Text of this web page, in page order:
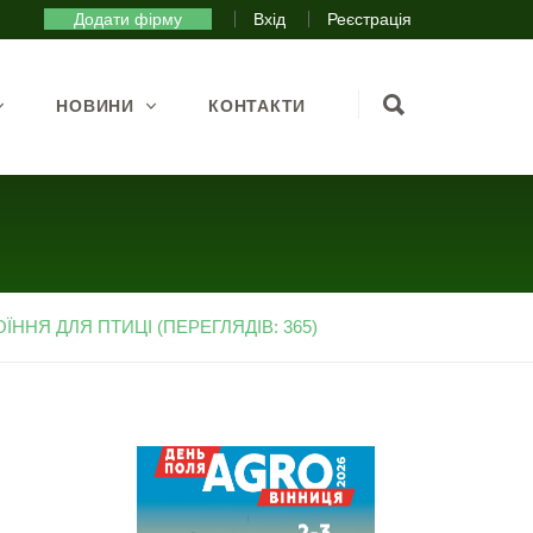
Додати фірму Вхід Реєстрація
НОВИНИ КОНТАКТИ
ДЛЯ ПТИЦІ (ПЕРЕГЛЯДІВ: 365)